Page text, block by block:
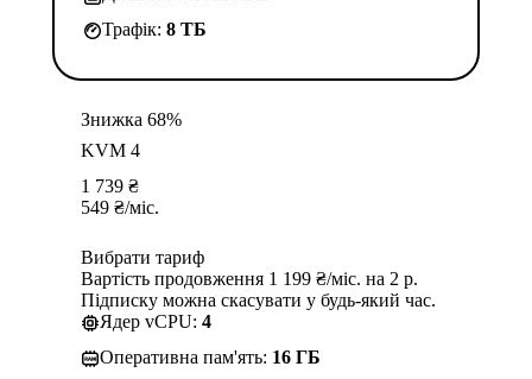
Трафік: 8 TБ
Знижка 68%
KVM 4
1 739 ₴
549 ₴/міс.
Вибрати тариф
Вартість продовження 1 199 ₴/міс. на 2 р.
Підписку можна скасувати у будь-який час.
Ядер vCPU: 4
Оперативна пам'ять: 16 ГБ